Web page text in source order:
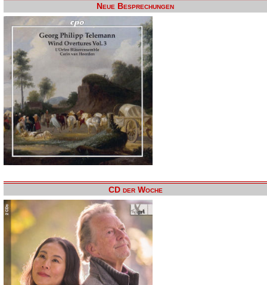
Neue Besprechungen
CD der Woche